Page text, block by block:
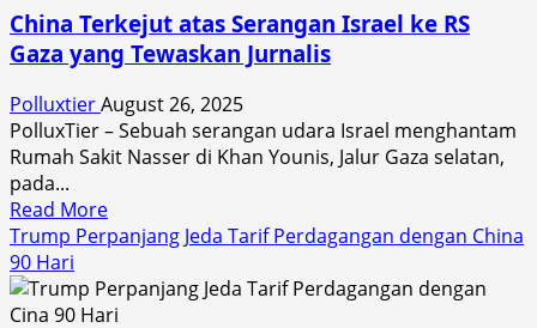
Apple
Terancam
China Terkejut atas Serangan Israel ke RS
Gaza yang Tewaskan Jurnalis
PolluxtierAugust 26, 2025
PolluxTier – Sebuah serangan udara Israel menghantam
Rumah Sakit Nasser di Khan Younis, Jalur Gaza selatan,
pada...
Read MoreRead
more
China
Terkejut
Trump Perpanjang Jeda Tarif Perdagangan dengan China
90 Hari